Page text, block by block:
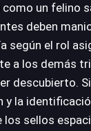
como un felino
deben
según el rol
a los demás
descubierto.
y la
los sellos